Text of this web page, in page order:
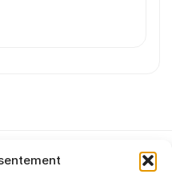
d’une intelligence artificielle et